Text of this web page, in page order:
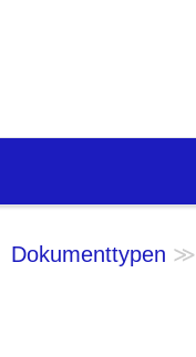
Dokumenttypen